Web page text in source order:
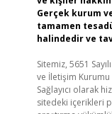
Gerçek kurum
tamamen
halindedir ve
Sitemiz, 5651
ve İletişim Kurumu
Sağlayıcı olarak
sitedeki içerikleri